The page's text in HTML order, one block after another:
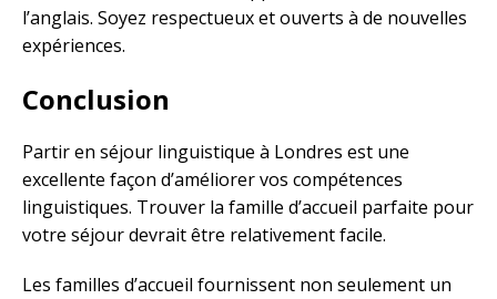
l’anglais. Soyez respectueux et ouverts à de nouvelles
expériences.
Conclusion
Partir en séjour linguistique à Londres est une
excellente façon d’améliorer vos compétences
linguistiques. Trouver la famille d’accueil parfaite pour
votre séjour devrait être relativement facile.
Les familles d’accueil fournissent non seulement un